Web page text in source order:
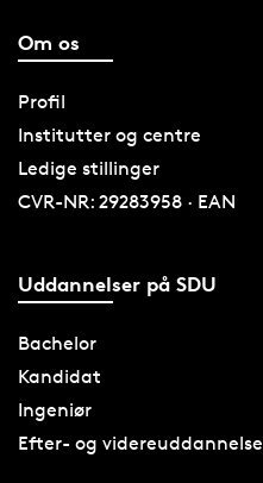
Om os
Profil
Institutter og centre
Ledige stillinger
CVR-NR: 29283958 · EAN
Uddannelser på SDU
Bachelor
Kandidat
Ingeniør
Efter- og videreuddannelse